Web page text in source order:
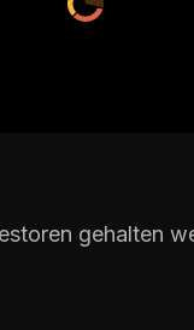
gehalten